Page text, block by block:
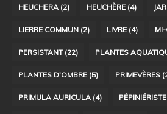
HEUCHERA (2) HEUCHÈRE (4)
LIERRE COMMUN (2) LIVRE (4)
PERSISTANT(22) PLANTES
PLANTES D'OMBRE (5) PRIMEVÈRES
PRIMULA AURICULA (4) PÉPINIÉRISTE